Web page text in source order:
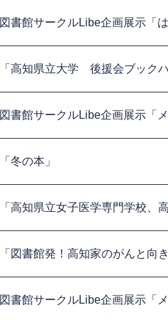
図書館サークルLibe企画展示「は
「高知県立大学 後援会ブック
図書館サークルLibe企画展示「
「冬の本」
「高知県立女子医学専門学校、
「図書館発！高知家のがんと向
図書館サークルLibe企画展示「